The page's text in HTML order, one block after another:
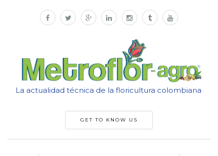
La actualidad técnica de la floricultura colombiana
GET TO KNOW US